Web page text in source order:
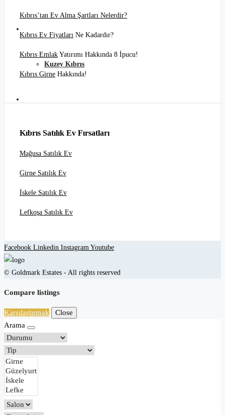
Kuzey Kıbrıs
Kıbrıs’tan Ev Alma Şartları Nelerdir?
Kıbrıs Ev Fiyatları Ne Kadardır?
Kıbrıs Emlak Yatırımı Hakkında 8 İpucu!
Kıbrıs Girne Hakkında!
Kıbrıs Satılık Ev Fırsatları
Mağusa Satılık Ev
Girne Satılık Ev
İskele Satılık Ev
Lefkoşa Satılık Ev
Facebook Linkedin Instagram Youtube
© Goldmark Estates - All rights reserved
Compare listings
Karşılaştırmak
Close
Arama